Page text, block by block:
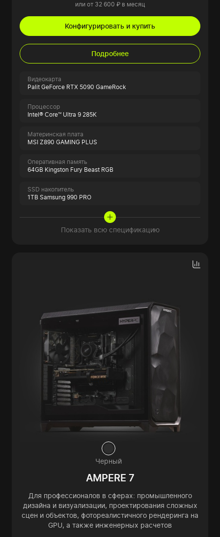
или от 32 600 ₽ в месяц
Конфигурировать и купить
Подробнее
Видеокарта
Palit GeForce RTX 5090 GameRock
Процессор
Intel® Core™ Ultra 9 285K
Материнская плата
MSI Z890 GAMING PLUS
Оперативная память
64GB Kingston Fury Beast RGB
SSD накопитель
1TB Samsung 990 PRO
Показать всю спецификацию
Черный
AMPERE 7
Для профессионалов в сферах: промышленного
дизайна и визуализации, проектирования сложных
сцен и объектов, фотореалистичного рендеринга на
GPU, а также инженерных расчетов